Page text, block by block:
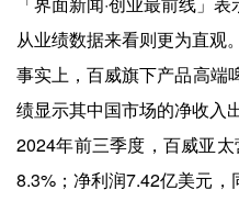
从业绩数据来看则更为直观。
事实上，百威旗下产品高端
绩显示其中国市场的净收入
2024年前三季度，百威亚
8.3%；净利润7.42亿美元